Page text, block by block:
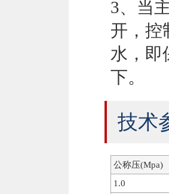
3、当
开，控
水，即
下。
技术
公称压(Mpa)
1.0